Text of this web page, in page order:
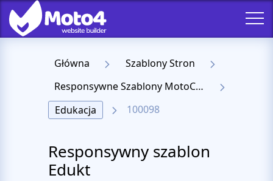
Główna
Szablony Stron
Responsywne Szablony MotoCMS 3
Edukacja
100098
Responsywny szablon
Edukt